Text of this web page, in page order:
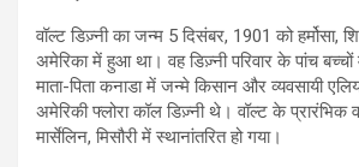
वॉल्ट डिज़्नी का जन्म 5 दिसंबर, 1901 को हर्मोसा,
अमेरिका में हुआ था। वह डिज़्नी परिवार के पांच
माता-पिता कनाडा में जन्मे किसान और व्यवसायी
अमेरिकी फ्लोरा कॉल डिज़्नी थे। वॉल्ट के प्रारंभिक
मार्सेलिन, मिसौरी में स्थानांतरित हो गया।